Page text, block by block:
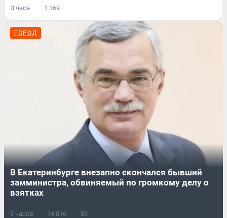
3 часа 1 369
ГОРОД
В Екатеринбурге внезапно скончался бывший
замминистра, обвиняемый по громкому делу о
взятках
9 часов 14 816 89